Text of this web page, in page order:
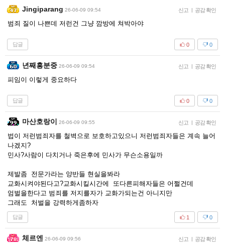
Jingiparang 26-06-09 09:54 신고 | 공감 확인
범죄 질이 나쁜데 저런건 그냥 깜방에 쳐박아야
답글 0
0
년째흥분중 26-06-09 09:54 신고 | 공감 확인
피임이 이렇게 중요하다
답글 0
0
마산호랑이 26-06-09 09:55 신고 | 공감 확인
법이 저런범죄자를 철벽으로 보호하고있으니 저런범죄자들은 계속 늘어
나겠지?
민사?사람이 다치거나 죽은후에 민사가 무슨소용일까
제발좀 전문가라는 양반들 현실을봐라
교화시켜야된다고?교화시킬시간에 또다른피해자들은 어쩔건데
엄벌을한다고 범죄를 저지를자가 교화가되는건 아니지만
그래도 처벌을 강력하게좀하자
답글 0
1
체르엔 26-06-09 09:56 신고 | 공감 확인